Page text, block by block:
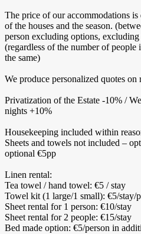
The price of our accommodations
of the houses and the season.
person excluding options,
(regardless of the number of people
the same)
We produce personalized quotes on
Privatization of the Estate -10% /
nights +10%
Housekeeping included within
Sheets and towels not included –
optional €5pp
Linen rental:
Tea towel / hand towel: €5 / stay
Towel kit (1 large/1 small): €5/stay/
Sheet rental for 1 person: €10/stay
Sheet rental for 2 people: €15/stay
Bed made option: €5/person in